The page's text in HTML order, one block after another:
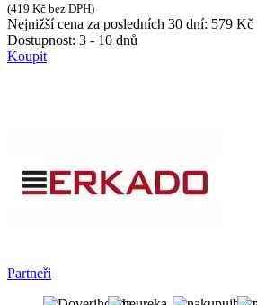
(419 Kč bez DPH)
Nejnižší cena za posledních 30 dní: 579 Kč
Dostupnost: 3 - 10 dnů
Koupit
Partneři